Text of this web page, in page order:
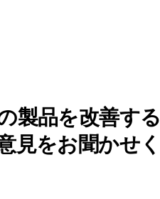
製品を改善する
見をお聞かせく